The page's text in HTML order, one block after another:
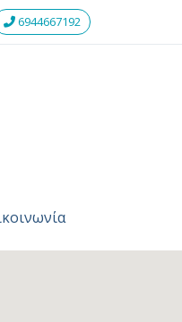
6944667192